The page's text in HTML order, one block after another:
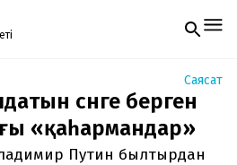
ай сайын электронды
Жаңа нөмір
Саясат
сәнге берген
«қаһармандар»
Путин былтырдан